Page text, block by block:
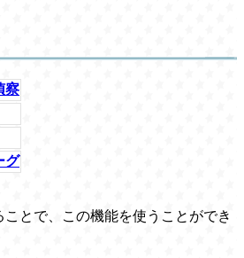
察
グ
とで、この機能を使うことができ